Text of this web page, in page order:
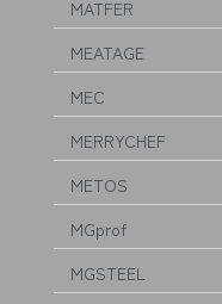
MATFER
MEATAGE
MEC
MERRYCHEF
METOS
MGprof
MGSTEEL